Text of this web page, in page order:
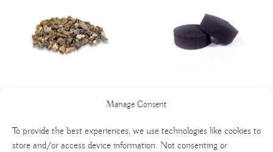
Manage Consent
To provide the best experiences, we use technologies like cookies to
store and/or access device information. Not consenting or